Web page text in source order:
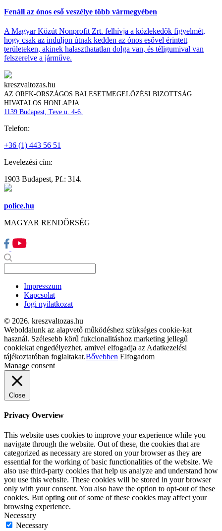
Fenáll az ónos eső veszélye több vármegyében
A Magyar Közút Nonprofit Zrt. felhívja a közlekedők figyelmét,
hogy csak az induljon útnak kedden az ónos esővel érintett
területeken, akinek halaszthatatlan dolga van, és téligumival van
felszerelve a járműve.
kreszvaltozas.hu
AZ ORFK-ORSZÁGOS BALESETMEGELŐZÉSI BIZOTTSÁG
HIVATALOS HONLAPJA
1139 Budapest, Teve u. 4-6.
Telefon:
+36 (1) 443 56 51
Levelezési cím:
1903 Budapest, Pf.: 314.
police.hu
MAGYAR RENDŐRSÉG
Impresszum
Kapcsolat
Jogi nyilatkozat
© 2026. kreszvaltozas.hu
Weboldalunk az alapvető működéshez szükséges cookie-kat
használ. Szélesebb körű fukcionalitáshoz marketing jellegű
cookiekat engedélyezhet, amivel elfogadja az Adatkezelési
tájékoztatóban foglaltakat.Bővebben Elfogadom
Manage consent
Close
Privacy Overview
This website uses cookies to improve your experience while you
navigate through the website. Out of these, the cookies that are
categorized as necessary are stored on your browser as they are
essential for the working of basic functionalities of the website. We
also use third-party cookies that help us analyze and understand how
you use this website. These cookies will be stored in your browser
only with your consent. You also have the option to opt-out of these
cookies. But opting out of some of these cookies may affect your
browsing experience.
Necessary
Necessary